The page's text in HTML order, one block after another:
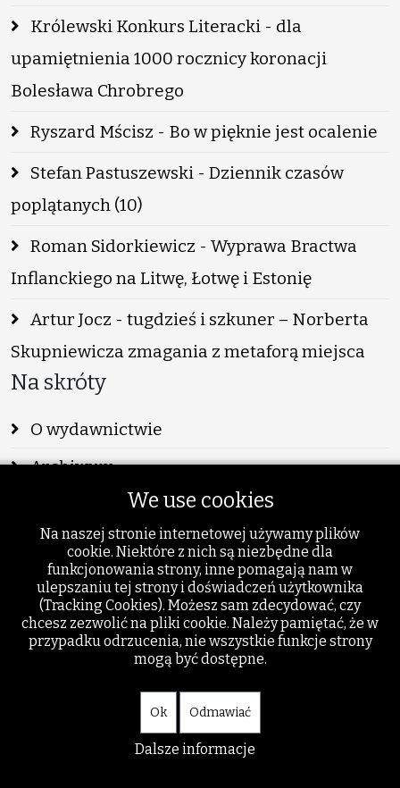
Królewski Konkurs Literacki - dla
upamiętnienia 1000 rocznicy koronacji
Bolesława Chrobrego
Ryszard Mścisz - Bo w pięknie jest ocalenie
Stefan Pastuszewski - Dziennik czasów
poplątanych (10)
Roman Sidorkiewicz - Wyprawa Bractwa
Inflanckiego na Litwę, Łotwę i Estonię
Artur Jocz - tugdzieś i szkuner – Norberta
Skupniewicza zmagania z metaforą miejsca
Na skróty
O wydawnictwie
Archiwum
Publikacje
Szukaj
Dodatki
© akant.org - wszystkie prawa zastrzeżone
We use cookies
Na naszej stronie internetowej używamy plików
cookie. Niektóre z nich są niezbędne dla
funkcjonowania strony, inne pomagają nam w
ulepszaniu tej strony i doświadczeń użytkownika
(Tracking Cookies). Możesz sam zdecydować, czy
chcesz zezwolić na pliki cookie. Należy pamiętać, że w
przypadku odrzucenia, nie wszystkie funkcje strony
mogą być dostępne.
Ok Odmawiać
Dalsze informacje